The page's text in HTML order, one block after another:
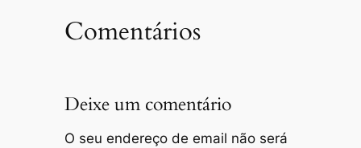
Comentários
Deixe um comentário
O seu endereço de email não será